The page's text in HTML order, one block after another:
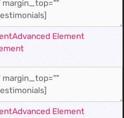
Advanced Element
Advanced Element